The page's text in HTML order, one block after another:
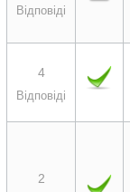
Відповіді
4
Відповіді
2